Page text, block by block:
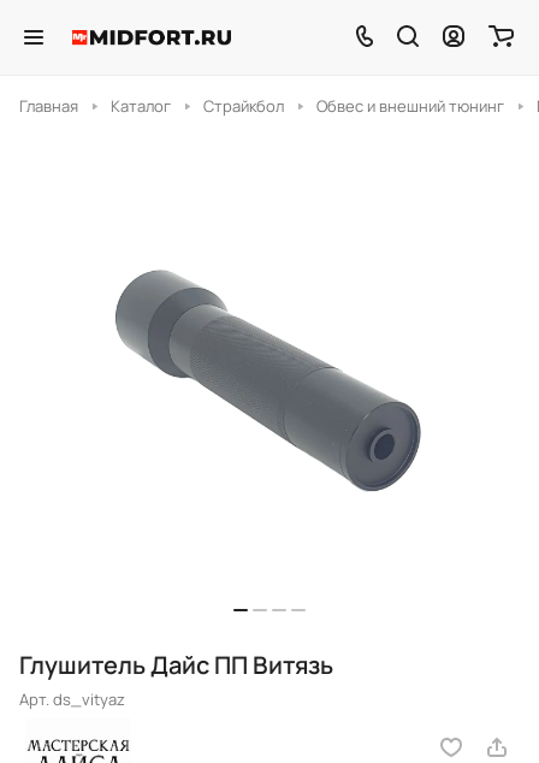
Главная Каталог Страйкбол Обвес и внешний тюнинг
Глушитель Дайс ПП Витязь
Арт.ds_vityaz